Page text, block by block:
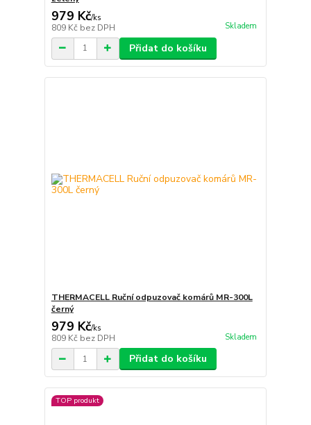
979 Kč/ks
809 Kč bez DPH Skladem
Přidat do košíku
THERMACELL Ruční odpuzovač komárů MR-300L
černý
979 Kč/ks
809 Kč bez DPH Skladem
Přidat do košíku
TOP produkt